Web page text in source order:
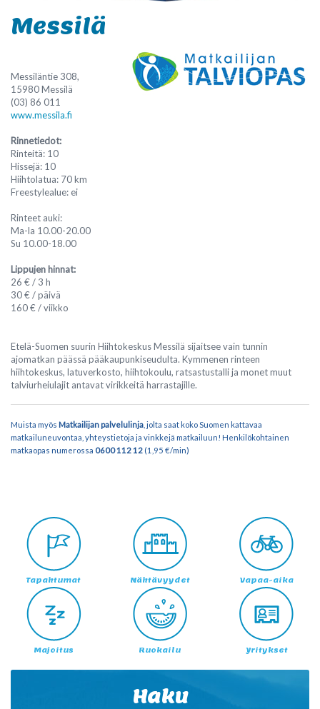
Messilä
Messiläntie 308,
15980 Messilä
(03) 86 011
www.messila.fi
Rinnetiedot:
Rinteitä: 10
Hissejä: 10
Hiihtolatua: 70 km
Freestylealue: ei
Rinteet auki:
Ma-la 10.00-20.00
Su 10.00-18.00
Lippujen hinnat:
26 € / 3 h
30 € / päivä
160 € / viikko
Etelä-Suomen suurin Hiihtokeskus Messilä sijaitsee vain tunnin
ajomatkan päässä pääkaupunkiseudulta. Kymmenen rinteen
hiihtokeskus, latuverkosto, hiihtokoulu, ratsastustalli ja monet muut
talviurheiulajit antavat virikkeitä harrastajille.
Muista myös Matkailijan palvelulinja , jolta saat koko Suomen kattavaa
matkailuneuvontaa, yhteystietoja ja vinkkejä matkailuun! Henkilökohtainen
matkaopas numerossa 0600 112 12 (1,95 €/min)
Tapahtumat Nähtävyydet Vapaa-aika
Majoitus Ruokailu Yritykset
Haku